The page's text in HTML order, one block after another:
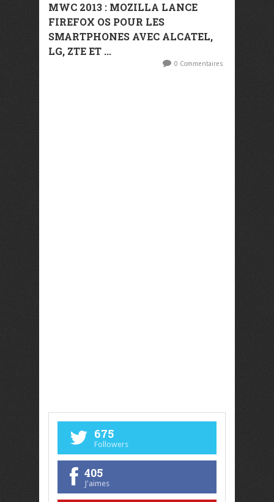
MWC 2013 : MOZILLA LANCE
FIREFOX OS POUR LES
SMARTPHONES AVEC ALCATEL,
LG, ZTE ET ...
0 Commentaires
675
Followers
405
J'aimes